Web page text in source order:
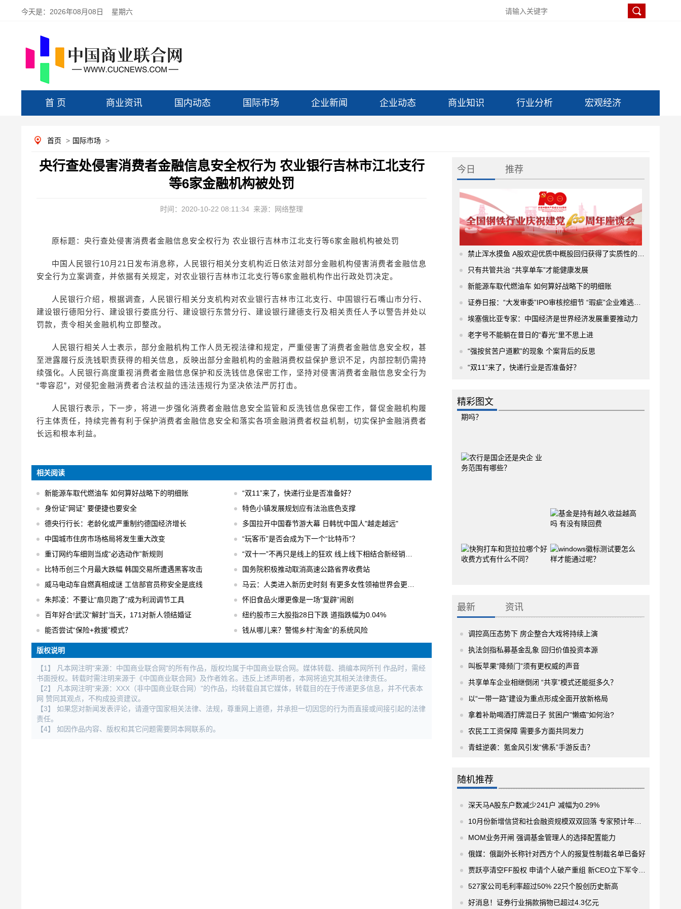
今天是： 2026年08月08日 星期六
首 页 商业资讯 国内动态 国际市场 企业新闻 企业动态 商业知识 行业分析 宏观经济
首页 > 国际市场 >
央行查处侵害消费者金融信息安全权行为 农业银行吉林市江北支行
等6家金融机构被处罚
时间：2020-10-22 08:11:34 来源：网络整理
原标题：央行查处侵害消费者金融信息安全权行为 农业银行吉林市江北支行等6家金融机构被处罚
中国人民银行10月21日发布消息称，人民银行相关分支机构近日依法对部分金融机构侵害消费者金融信息
安全行为立案调查，并依据有关规定，对农业银行吉林市江北支行等6家金融机构作出行政处罚决定。
人民银行介绍，根据调查，人民银行相关分支机构对农业银行吉林市江北支行、中国银行石嘴山市分行、
建设银行德阳分行、建设银行娄底分行、建设银行东营分行、建设银行建德支行及相关责任人予以警告并处以
罚款，责令相关金融机构立即整改。
人民银行相关人士表示，部分金融机构工作人员无视法律和规定，严重侵害了消费者金融信息安全权，甚
至泄露履行反洗钱职责获得的相关信息，反映出部分金融机构的金融消费权益保护意识不足，内部控制仍需持
续强化。人民银行高度重视消费者金融信息保护和反洗钱信息保密工作，坚持对侵害消费者金融信息安全行为
“零容忍”，对侵犯金融消费者合法权益的违法违规行为坚决依法严厉打击。
人民银行表示，下一步，将进一步强化消费者金融信息安全监管和反洗钱信息保密工作，督促金融机构履
行主体责任，持续完善有利于保护消费者金融信息安全和落实各项金融消费者权益机制，切实保护金融消费者
长远和根本利益。
相关阅读
新能源车取代燃油车 如何算好战略下的明细账
“双11”来了，快递行业是否准备好？
身份证“网证” 要便捷也要安全
特色小镇发展规划应有法治底色支撑
德央行行长：老龄化或严重制约德国经济增长
多国拉开中国春节游大幕 日韩忧中国人"越走越远"
中国城市住房市场格局将发生重大改变
“玩客币”是否会成为下一个“比特币”？
重订网约车细则当成“必选动作”新规则
“双十一”不再只是线上的狂欢 线上线下相结合新经销模式
比特币创三个月最大跌幅 韩国交易所遭遇黑客攻击
国务院积极推动取消高速公路省界收费站
威马电动车自燃真相成谜 工信部官员称安全是底线
马云：人类进入新历史时刻 有更多女性领袖世界会更美好
朱邦凌：不要让“扇贝跑了”成为利润调节工具
怀旧食品火爆更像是一场“复辟”闹剧
百年好合!武汉“解封”当天，171对新人领结婚证
纽约股市三大股指28日下跌 道指跌幅为0.04%
能否尝试“保险+救援”模式？
钱从哪儿来？警惕乡村“淘金”的系统风险
版权说明
【1】 凡本网注明"来源：中国商业联合网"的所有作品，版权均属于中国商业联合网。媒体转载、摘编本网所刊 作品时，需经
书面授权。转载时需注明来源于《中国商业联合网》及作者姓名。违反上述声明者，本网将追究其相关法律责任。
【2】 凡本网注明"来源：XXX（非中国商业联合网）"的作品，均转载自其它媒体，转载目的在于传递更多信息，并不代表本
网 赞同其观点，不构成投资建议。
【3】 如果您对新闻发表评论，请遵守国家相关法律、法规，尊重网上道德，并承担一切因您的行为而直接或间接引起的法律
责任。
【4】 如因作品内容、版权和其它问题需要同本网联系的。
今日 推荐
禁止浑水摸鱼 A股欢迎优质中概股回归获得了实质性的进展
只有共管共治 “共享单车”才能健康发展
新能源车取代燃油车 如何算好战略下的明细账
证券日报：“大发审委”IPO审核挖细节 “瑕疵”企业难逃法眼
埃塞俄比亚专家：中国经济是世界经济发展重要推动力
老字号不能躺在昔日的“春光”里不思上进
“强按贫苦户道歉”的现象 个案背后的反思
“双11”来了，快递行业是否准备好？
精彩图文
最新 资讯
调控高压态势下 房企整合大戏将持续上演
执法剑指私募基金乱象 回归价值投资本源
叫板苹果“降频门”须有更权威的声音
共享单车企业相继倒闭 “共享”模式还能挺多久？
以“一带一路”建设为重点形成全面开放新格局
拿着补助喝酒打牌混日子 贫困户"懒癌"如何治?
农民工工资保障 需要多方面共同发力
青蛙逆袭：氪金风引发“佛系”手游反击？
随机推荐
深天马A股东户数减少241户 减幅为0.29%
10月份新增信贷和社会融资规模双双回落 专家预计年底前后仍有降准可能
MOM业务开闸 强调基金管理人的选择配置能力
俄媒：俄副外长称针对西方个人的报复性制裁名单已备好
贾跃亭清空FF股权 申请个人破产重组 新CEO立下军令状“明年9月份”交付首款车
527家公司毛利率超过50% 22只个股创历史新高
好消息！证券行业捐款捐物已超过4.3亿元